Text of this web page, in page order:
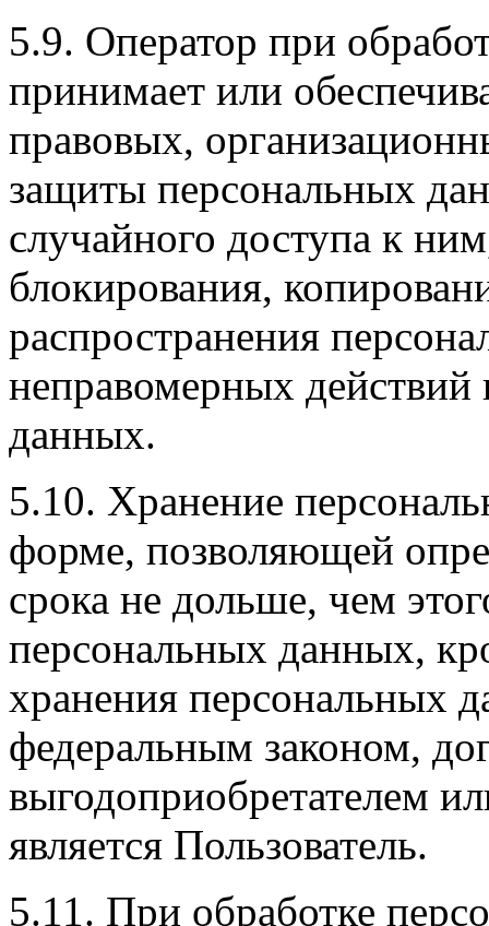
5.9. Оператор при
принимает или
правовых,
защиты персональных
случайного доступа к
блокирования,
распространения
неправомерных
данных.
5.10. Хранение
форме, позволяющей
срока не дольше, чем
персональных данных,
хранения персональных
федеральным законом,
выгодоприобретателем
является Пользователь.
5.11. При обработке